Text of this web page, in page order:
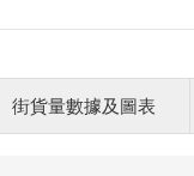
街貨量數據及圖表